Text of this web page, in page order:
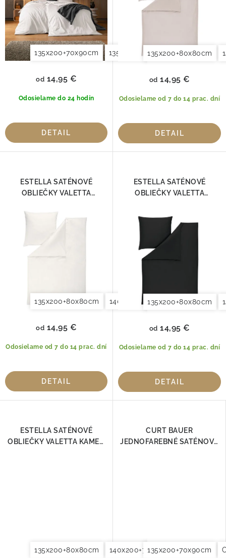
t
o
v
u
k
t
o
v
135x200+70x90cm 135x200+80x80cm
Odosielame do 24 hodín
od 14,95 €
DETAIL
135x200+80x80cm
Odosielame od 7 do 14 prac. dní
od 14,95 €
DETAIL
ESTELLA SATÉNOVÉ
OBLIEČKY VALETTA
135x200+80x80cm 140x200+70x90cm Obliečky
Odosielame od 7 do 14 prac. dní
od 14,95 €
DETAIL
ESTELLA SATÉNOVÉ
OBLIEČKY VALETTA
135x200+80x80cm
Odosielame od 7 do 14 prac. dní
od 14,95 €
DETAIL
ESTELLA SATÉNOVÉ
OBLIEČKY VALETTA KAMEŇ
135x200+80x80cm 140x200+70x90cm Obliečky
CURT BAUER
JEDNOFAREBNÉ SATÉNOVÉ
135x200+70x90cm